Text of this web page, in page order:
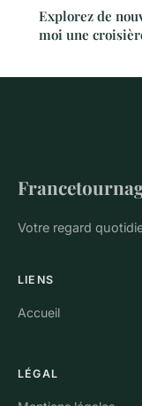
Explorez de
moi une
Votre regard
LIENS
Accueil
LÉGAL